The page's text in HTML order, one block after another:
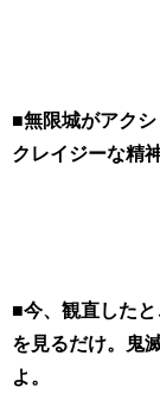
■無限城がアク
クレイジーな精
■今、観直した
を見るだけ。鬼
よ。